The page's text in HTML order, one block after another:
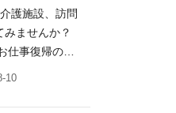
障がいのある
立、コミュ
の成長を長期
をお持ちの方
ることができ
の新しい支
具・プログラ
う方もご安
科学・技
クのある方も
！」という成
が、この仕
た経験を活か
祉分野未経
護施設、訪問
ませんか？
事復帰の方
・コミュニ
レクリエー
せます】 言語
10